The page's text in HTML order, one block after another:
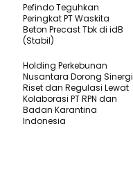
Pefindo Teguhkan
Peringkat PT Waskita
Beton Precast Tbk di idB
(Stabil)
Holding Perkebunan
Nusantara Dorong Sinergi
Riset dan Regulasi Lewat
Kolaborasi PT RPN dan
Badan Karantina
Indonesia